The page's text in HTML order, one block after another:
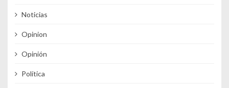
Noticias
Opinion
Opinión
Política